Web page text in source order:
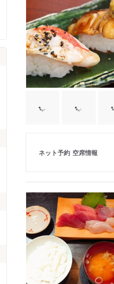
ネット予約 空席情報